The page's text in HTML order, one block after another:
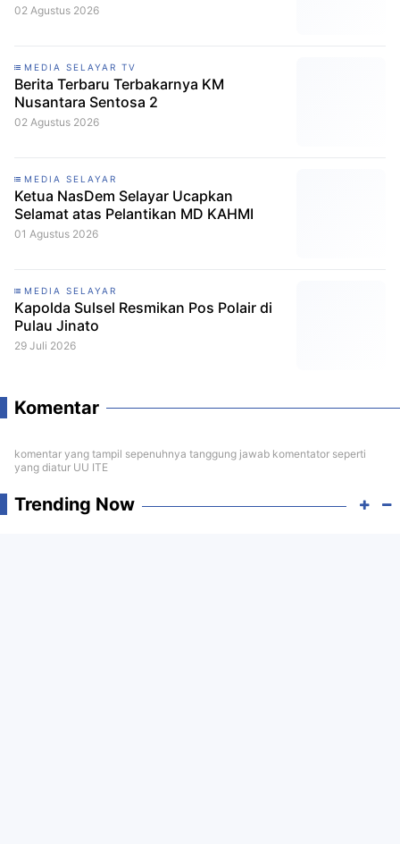
02 Agustus 2026
MEDIA SELAYAR TV
Berita Terbaru Terbakarnya KM
Nusantara Sentosa 2
02 Agustus 2026
MEDIA SELAYAR
Ketua NasDem Selayar Ucapkan
Selamat atas Pelantikan MD KAHMI
01 Agustus 2026
MEDIA SELAYAR
Kapolda Sulsel Resmikan Pos Polair di
Pulau Jinato
29 Juli 2026
Komentar
komentar yang tampil sepenuhnya tanggung jawab komentator seperti
yang diatur UU ITE
Trending Now